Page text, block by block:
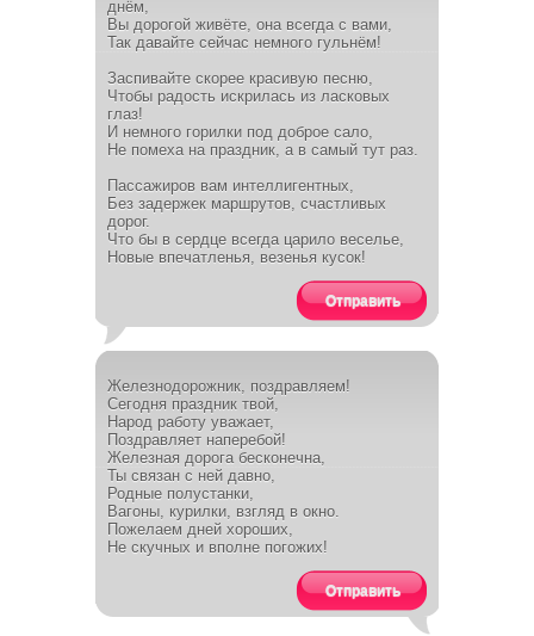
днём,
Вы дорогой живёте, она всегда с вами,
Так давайте сейчас немного гульнём!
Заспивайте скорее красивую песню,
Чтобы радость искрилась из ласковых
глаз!
И немного горилки под доброе сало,
Не помеха на праздник, а в самый тут раз.
Пассажиров вам интеллигентных,
Без задержек маршрутов, счастливых
дорог.
Что бы в сердце всегда царило веселье,
Новые впечатленья, везенья кусок!
Отправить
Железнодорожник, поздравляем!
Сегодня праздник твой,
Народ работу уважает,
Поздравляет наперебой!
Железная дорога бесконечна,
Ты связан с ней давно,
Родные полустанки,
Вагоны, курилки, взгляд в окно.
Пожелаем дней хороших,
Не скучных и вполне погожих!
Отправить